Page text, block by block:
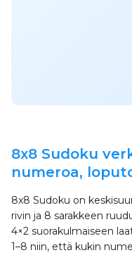
8x8 Sudoku
numeroa,
8x8 Sudoku on
rivin ja 8 sarakkeen
4×2 suorakulmaiseen
1–8 niin, että kukin